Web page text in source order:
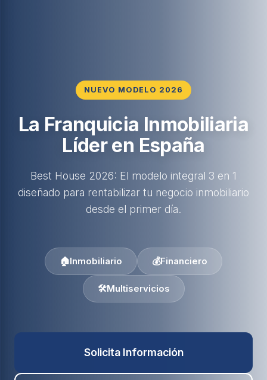
NUEVO MODELO 2026
La Franquicia Inmobiliaria
Líder en España
Best House 2026: El modelo integral 3 en 1
diseñado para rentabilizar tu negocio inmobiliario
desde el primer día.
🏠Inmobiliario 💰Financiero
🛠️Multiservicios
Solicita Información